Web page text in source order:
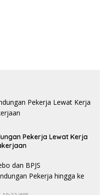
Pekerja Lewat Kerja